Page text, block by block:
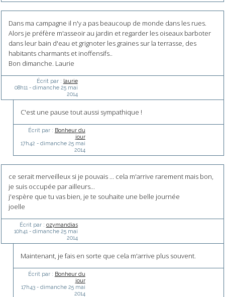
Dans ma campagne il n'y a pas beaucoup de monde dans les rues.
Alors je préfère m'asseoir au jardin et regarder les oiseaux barboter
dans leur bain d'eau et grignoter les graines sur la terrasse, des
habitants charmants et inoffensifs..
Bon dimanche. Laurie
Écrit par : laurie
08h11- dimanche 25 mai
2014
C'est une pause tout aussi sympathique !
Écrit par : Bonheur du
jour
17h42 - dimanche 25 mai
2014
ce serait merveilleux si je pouvais ... cela m'arrive rarement mais bon,
je suis occupée par ailleurs...
j'espère que tu vas bien, je te souhaite une belle journée
joelle
Écrit par : ozymandias
10h41 - dimanche 25 mai
2014
Maintenant, je fais en sorte que cela m'arrive plus souvent.
Écrit par : Bonheur du
jour
17h43- dimanche 25 mai
2014